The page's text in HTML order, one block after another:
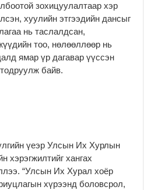
зохицуулалтаар хэр
хуулийн этгээдийн дансыг
нь таслалдсан,
тоо, нөлөөллөөр нь
ямар үр дагавар үүссэн
байв.
үеэр Улсын Их Хурлын
хэрэгжилтийг хангах
“Улсын Их Хурал хоёр
хүрээнд боловсрол,